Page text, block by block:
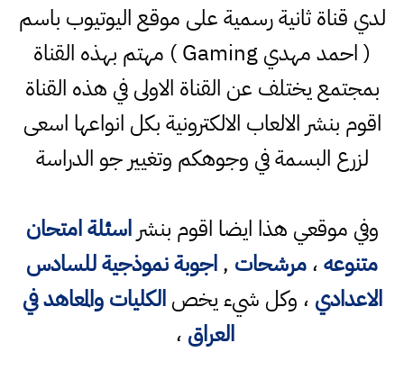
لدي قناة ثانية رسمية على موقع اليوتيوب باسم
( احمد مهدي Gaming ) مهتم بهذه القناة
بمجتمع يختلف عن القناة الاولى في هذه القناة
اقوم بنشر الالعاب الالكترونية بكل انواعها اسعى
لزرع البسمة في وجوهكم وتغيير جو الدراسة
وفي موقعي هذا ايضا اقوم بنشراسئلة امتحان
متنوعه،مرشحات ,اجوبة نموذجية للسادس
الاعدادي ، وكل شيء يخصالكليات والمعاهد في
العراق ،